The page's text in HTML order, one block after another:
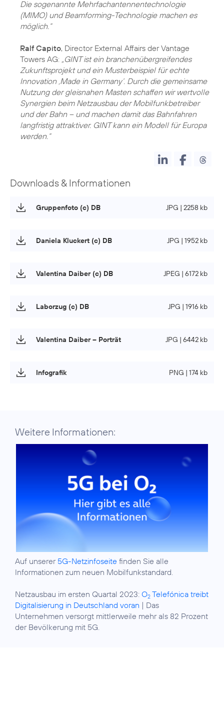
Die sogenannte Mehrfachantennentechnologie
(MIMO) und Beamforming-Technologie machen es
möglich.“
Ralf Capito, Director External Affairs der Vantage
Towers AG: „GINT ist ein branchenübergreifendes
Zukunftsprojekt und ein Musterbeispiel für echte
Innovation ‚Made in Germany‘. Durch die gemeinsame
Nutzung der gleisnahen Masten schaffen wir wertvolle
Synergien beim Netzausbau der Mobilfunkbetreiber
und der Bahn – und machen damit das Bahnfahren
langfristig attraktiver. GINT kann ein Modell für Europa
werden.“
Downloads & Informationen
Gruppenfoto (c) DB JPG | 2258 kb
Daniela Kluckert (c) DB JPG | 1952 kb
Valentina Daiber (c) DB JPEG | 6172 kb
Laborzug (c) DB JPG | 1916 kb
Valentina Daiber – Porträt JPG | 6442 kb
Infografik PNG | 174 kb
Weitere Informationen:
Auf unserer 5G-Netzinfoseite finden Sie alle
Informationen zum neuen Mobilfunkstandard.
Netzausbau im ersten Quartal 2023: O2 Telefónica treibt
Digitalisierung in Deutschland voran | Das
Unternehmen versorgt mittlerweile mehr als 82 Prozent
der Bevölkerung mit 5G.